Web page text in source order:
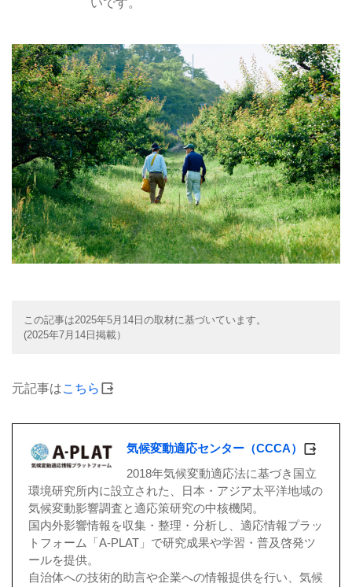
いです。
この記事は2025年5月14日の取材に基づいています。
(2025年7月14日掲載）
元記事はこちら
気候変動適応センター（CCCA）
2018年気候変動適応法に基づき国立
環境研究所内に設立された、日本・アジア太平洋地域の
気候変動影響調査と適応策研究の中核機関。
国内外影響情報を収集・整理・分析し、適応情報プラッ
トフォーム「A-PLAT」で研究成果や学習・普及啓発ツ
ールを提供。
自治体への技術的助言や企業への情報提供を行い、気候